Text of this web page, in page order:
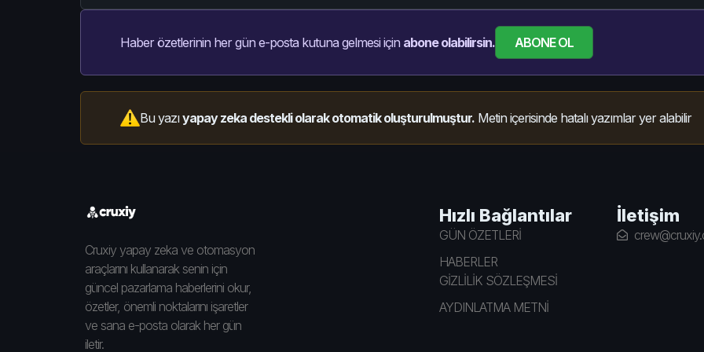
Haber özetlerinin her gün e-posta kutuna gelmesi için abone olabilirsin. ABONE OL
Bu yazıyapay zeka destekli olarak otomatik oluşturulmuştur. Metin içerisinde hatalı yazımlar yer alabilir
Cruxiy yapay zeka ve otomasyon
araçlarını kullanarak senin için
güncel pazarlama haberlerini okur,
özetler, önemli noktalarını işaretler
ve sana e-posta olarak her gün
iletir.
Hızlı Bağlantılar
GÜN ÖZETLERİ
HABERLER
GİZLİLİK SÖZLEŞMESİ
AYDINLATMA METNİ
İletişim